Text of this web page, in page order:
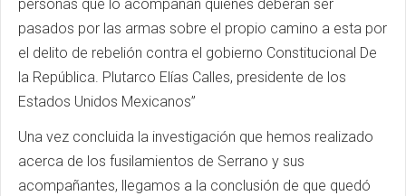
personas que lo acompañan quienes deberán ser
pasados por las armas sobre el propio camino a esta por
el delito de rebelión contra el gobierno Constitucional De
la República. Plutarco Elías Calles, presidente de los
Estados Unidos Mexicanos”
Una vez concluida la investigación que hemos realizado
acerca de los fusilamientos de Serrano y sus
acompañantes, llegamos a la conclusión de que quedó